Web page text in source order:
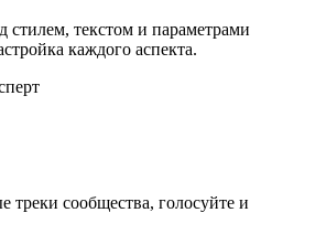
стилем, текстом и параметрами
каждого аспекта.
треки сообщества, голосуйте и